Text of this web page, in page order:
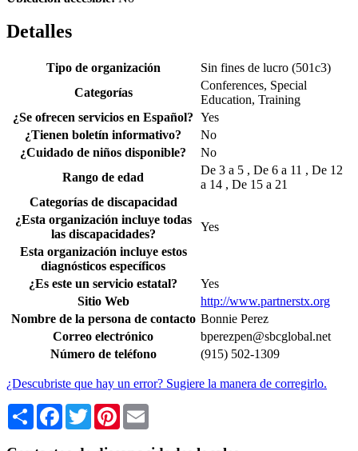
Detalles
Tipo de organización
Sin fines de lucro (501c3)
Categorías
Conferences, Special
Education, Training
¿Se ofrecen servicios en Español? Yes
¿Tienen boletín informativo?
No
¿Cuidado de niños disponible?
No
Rango de edad
De 3 a 5 , De 6 a 11 , De 12
a 14 , De 15 a 21
Categorías de discapacidad
¿Esta organización incluye todas
las discapacidades?
Yes
Esta organización incluye estos
diagnósticos específicos
¿Es este un servicio estatal?
Yes
Sitio Web
http://www.partnerstx.org
Nombre de la persona de contacto Bonnie Perez
Correo electrónico
bperezpen@sbcglobal.net
Número de teléfono
(915) 502-1309
¿Descubriste que hay un error? Sugiere la manera de corregirlo.
Share Facebook
TwitterPinterest